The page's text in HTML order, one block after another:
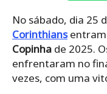
No sábado, dia 25
Corinthiansentram
Copinha de 2025.
enfrentaram no
vezes, com uma